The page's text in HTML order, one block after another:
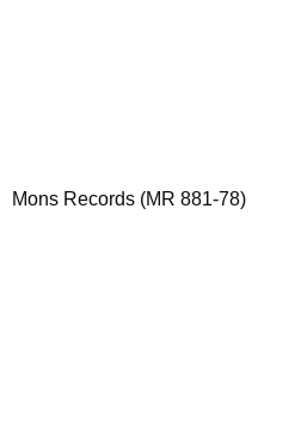
Mons Records (MR 881-78)